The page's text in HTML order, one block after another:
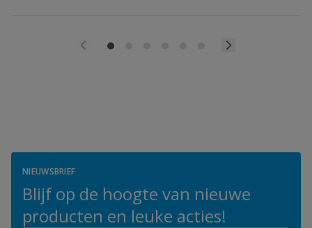
NIEUWSBRIEF
Blijf op de hoogte van nieuwe
producten en leuke acties!